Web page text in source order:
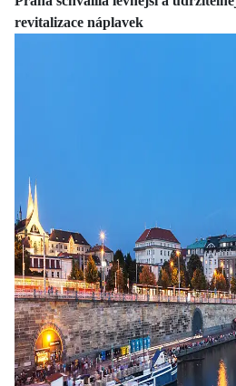
revitalizace náplavek